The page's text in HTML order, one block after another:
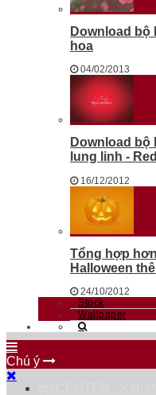
Download bộ
hoa
04/02/2013
Download
lung linh -
16/12/2012
Tổng hợp
Halloween
24/10/2012
Stock
Wallpaper
Chú ý